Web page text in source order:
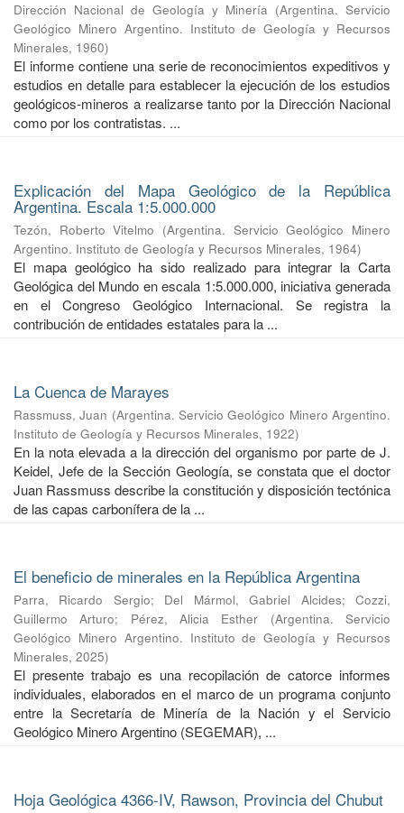
Dirección Nacional de Geología y Minería (Argentina. Servicio
Geológico Minero Argentino. Instituto de Geología y Recursos
Minerales, 1960)
El informe contiene una serie de reconocimientos expeditivos y
estudios en detalle para establecer la ejecución de los estudios
geológicos-mineros a realizarse tanto por la Dirección Nacional
como por los contratistas. ...
Explicación del Mapa Geológico de la República
Argentina. Escala 1:5.000.000
Tezón, Roberto Vitelmo (Argentina. Servicio Geológico Minero
Argentino. Instituto de Geología y Recursos Minerales, 1964)
El mapa geológico ha sido realizado para integrar la Carta
Geológica del Mundo en escala 1:5.000.000, iniciativa generada
en el Congreso Geológico Internacional. Se registra la
contribución de entidades estatales para la ...
La Cuenca de Marayes
Rassmuss, Juan (Argentina. Servicio Geológico Minero Argentino.
Instituto de Geología y Recursos Minerales, 1922)
En la nota elevada a la dirección del organismo por parte de J.
Keidel, Jefe de la Sección Geología, se constata que el doctor
Juan Rassmuss describe la constitución y disposición tectónica
de las capas carbonífera de la ...
El beneficio de minerales en la República Argentina
Parra, Ricardo Sergio; Del Mármol, Gabriel Alcides;Cozzi,
Guillermo Arturo; Pérez, Alicia Esther (Argentina. Servicio
Geológico Minero Argentino. Instituto de Geología y Recursos
Minerales, 2025)
El presente trabajo es una recopilación de catorce informes
individuales, elaborados en el marco de un programa conjunto
entre la Secretaría de Minería de la Nación y el Servicio
Geológico Minero Argentino (SEGEMAR), ...
Hoja Geológica 4366-IV, Rawson, Provincia del Chubut